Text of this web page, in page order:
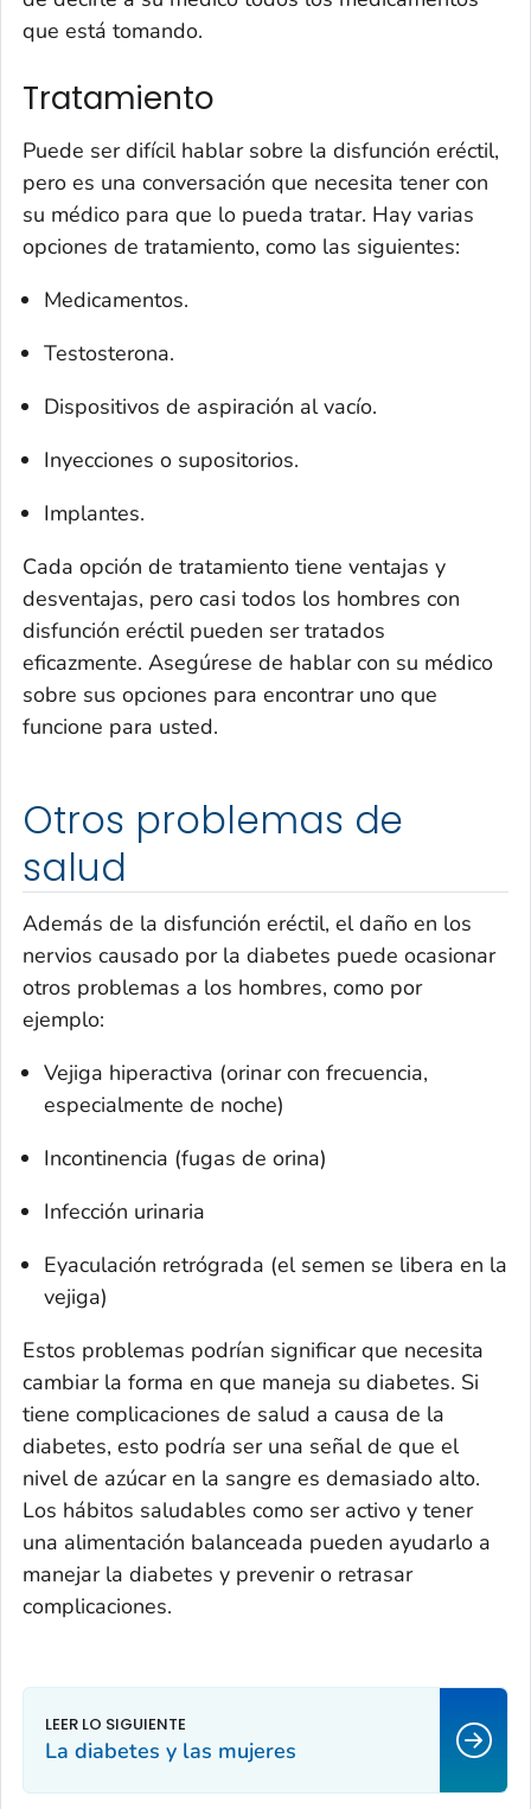
que está tomando.
Tratamiento
Puede ser difícil hablar sobre la disfunción eréctil,
pero es una conversación que necesita tener con
su médico para que lo pueda tratar. Hay varias
opciones de tratamiento, como las siguientes:
Medicamentos.
Testosterona.
Dispositivos de aspiración al vacío.
Inyecciones o supositorios.
Implantes.
Cada opción de tratamiento tiene ventajas y
desventajas, pero casi todos los hombres con
disfunción eréctil pueden ser tratados
eficazmente. Asegúrese de hablar con su médico
sobre sus opciones para encontrar uno que
funcione para usted.
Otros problemas de
salud
Además de la disfunción eréctil, el daño en los
nervios causado por la diabetes puede ocasionar
otros problemas a los hombres, como por
ejemplo:
Vejiga hiperactiva (orinar con frecuencia,
especialmente de noche)
Incontinencia (fugas de orina)
Infección urinaria
Eyaculación retrógrada (el semen se libera en la
vejiga)
Estos problemas podrían significar que necesita
cambiar la forma en que maneja su diabetes. Si
tiene complicaciones de salud a causa de la
diabetes, esto podría ser una señal de que el
nivel de azúcar en la sangre es demasiado alto.
Los hábitos saludables como ser activo y tener
una alimentación balanceada pueden ayudarlo a
manejar la diabetes y prevenir o retrasar
complicaciones.
La diabetes y las mujeres